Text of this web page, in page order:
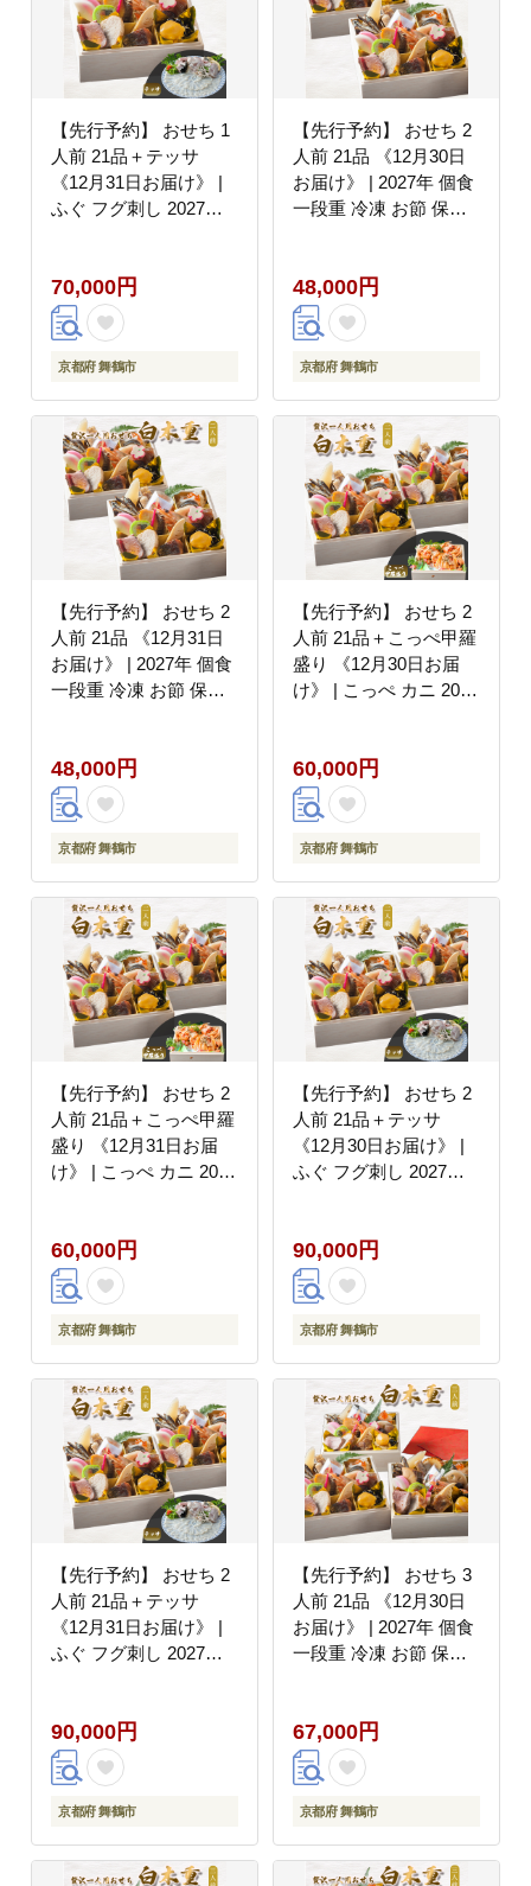
【先行予約】 おせち 1
人前 21品＋テッサ
《12月31日お届け》 |
ふぐ フグ刺し 2027年
すすめ 京都 舞鶴 おせ
ち料理 盛り付け済み 取
り分け不要 年末 お取り
寄せ 年内発送
70,000円
京都府 舞鶴市
【先行予約】 おせち 2
人前 21品 《12月30日
お届け》 | 2027年 個食
一段重 冷凍 お節 保存
理 盛り付け済み 取り分
け不要 年末 お取り寄せ
年内発送
48,000円
京都府 舞鶴市
【先行予約】 おせち 2
人前 21品 《12月31日
お届け》 | 2027年 個食
一段重 冷凍 お節 保存
理 盛り付け済み 取り分
け不要 年末 お取り寄せ
年内発送
48,000円
京都府 舞鶴市
【先行予約】 おせち 2
人前 21品＋こっぺ甲羅
盛り 《12月30日お届
け》 | こっぺ カニ 2027
おすすめ 京都 舞鶴 お
せち料理 盛り付け済み
取り分け不要 年末 お取
り寄せ 年内発送
60,000円
京都府 舞鶴市
【先行予約】 おせち 2
人前 21品＋こっぺ甲羅
盛り 《12月31日お届
け》 | こっぺ カニ 2027
おすすめ 京都 舞鶴 お
せち料理 盛り付け済み
取り分け不要 年末 お取
り寄せ 年内発送
60,000円
京都府 舞鶴市
【先行予約】 おせち 2
人前 21品＋テッサ
《12月30日お届け》 |
ふぐ フグ刺し 2027年
すすめ 京都 舞鶴 おせ
ち料理 盛り付け済み 取
り分け不要 年末 お取り
寄せ 年内発送
90,000円
京都府 舞鶴市
【先行予約】 おせち 2
人前 21品＋テッサ
《12月31日お届け》 |
ふぐ フグ刺し 2027年
すすめ 京都 舞鶴 おせ
ち料理 盛り付け済み 取
り分け不要 年末 お取り
寄せ 年内発送
90,000円
京都府 舞鶴市
【先行予約】 おせち 3
人前 21品 《12月30日
お届け》 | 2027年 個食
一段重 冷凍 お節 保存
理 盛り付け済み 取り分
け不要 年末 お取り寄せ
年内発送
67,000円
京都府 舞鶴市